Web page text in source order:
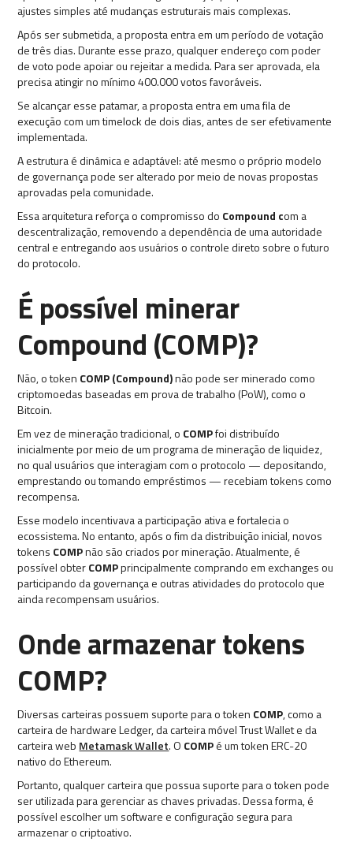
ajustes simples até mudanças estruturais mais complexas.
Após ser submetida, a proposta entra em um período de votação
de três dias. Durante esse prazo, qualquer endereço com poder
de voto pode apoiar ou rejeitar a medida. Para ser aprovada, ela
precisa atingir no mínimo 400.000 votos favoráveis.
Se alcançar esse patamar, a proposta entra em uma fila de
execução com um timelock de dois dias, antes de ser efetivamente
implementada.
A estrutura é dinâmica e adaptável: até mesmo o próprio modelo
de governança pode ser alterado por meio de novas propostas
aprovadas pela comunidade.
Essa arquitetura reforça o compromisso do Compound com a
descentralização, removendo a dependência de uma autoridade
central e entregando aos usuários o controle direto sobre o futuro
do protocolo.
É possível minerar
Compound (COMP)?
Não, o token COMP (Compound)não pode ser minerado como
criptomoedas baseadas em prova de trabalho (PoW), como o
Bitcoin.
Em vez de mineração tradicional, o COMPfoi distribuído
inicialmente por meio de um programa de mineração de liquidez,
no qual usuários que interagiam com o protocolo — depositando,
emprestando ou tomando empréstimos — recebiam tokens como
recompensa.
Esse modelo incentivava a participação ativa e fortalecia o
ecossistema. No entanto, após o fim da distribuição inicial, novos
tokens COMPnão são criados por mineração. Atualmente, é
possível obterCOMPprincipalmente comprando em exchanges ou
participando da governança e outras atividades do protocolo que
ainda recompensam usuários.
Onde armazenar tokens
COMP?
Diversas carteiras possuem suporte para o token COMP, como a
carteira de hardware Ledger, da carteira móvel Trust Wallet e da
carteira web Metamask Wallet. O COMPé um token ERC-20
nativo do Ethereum.
Portanto, qualquer carteira que possua suporte para o token pode
ser utilizada para gerenciar as chaves privadas. Dessa forma, é
possível escolher um software e configuração segura para
armazenar o criptoativo.